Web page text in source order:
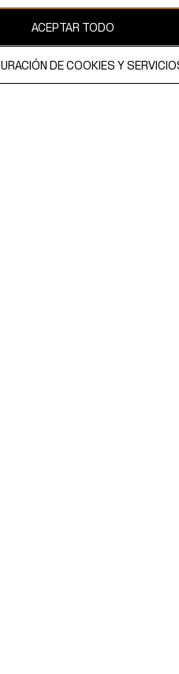
protegido por copyright y es
ACEPTAR TODO
DE COOKIES Y